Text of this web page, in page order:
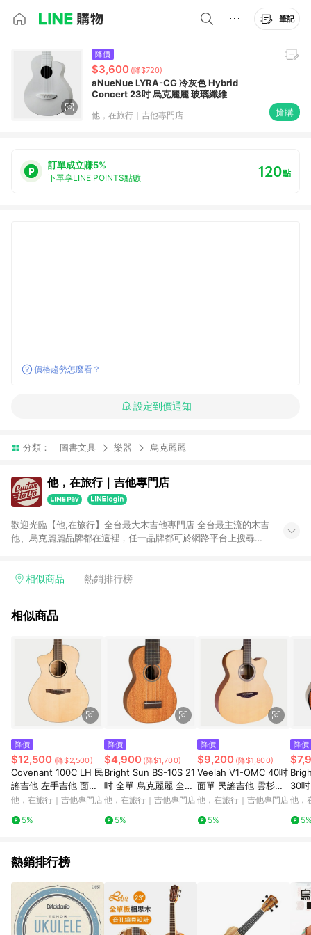
筆記
降價
$3,600 (降$720)
aNueNue LYRA-CG 冷灰色 Hybrid
Concert 23吋 烏克麗麗 玻璃纖維
他，在旅行｜吉他專門店 搶購
訂單成立賺5%
下單享LINE POINTS點數 120點
價格趨勢怎麼看？
設定到價通知
分類： 圖書文具 樂器 烏克麗麗
他，在旅行｜吉他專門店
歡迎光臨【他,在旅行】全台最大木吉他專門店 全台最主流的木吉
他、烏克麗麗品牌都在這裡，任一品牌都可於網路平台上搜尋得
距，我們會在出貨前調整至最佳，再保有一年的免費調整服務，
吉他、吉他麗麗......保證全台最齊全。
相似商品 熱銷排行榜
相似商品
降價
$12,500 (降$2,500)
Covenant 100C LH 民
謠吉他 左手吉他 面單
北美雲杉面板 桃花心木
他，在旅行｜吉他專門店
5%
降價
$4,900 (降$1,700)
Bright Sun BS-10S 21
吋 全單 烏克麗麗 全桃
花心木
他，在旅行｜吉他專門店
5%
降價
$9,200 (降$1,800)
Veelah V1-OMC 40吋
面單 民謠吉他 雲杉面
板 桃花心木背側
他，在旅行｜吉他專門店
5%
降價
30
麗麗
他，
熱銷排行榜